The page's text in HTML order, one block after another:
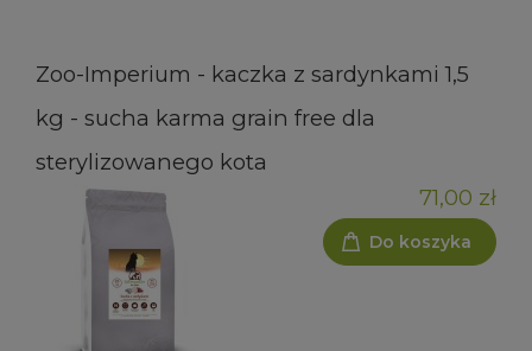
Zoo-Imperium - kaczka z sardynkami 1,5
kg - sucha karma grain free dla
sterylizowanego kota
71,00 zł
Do koszyka